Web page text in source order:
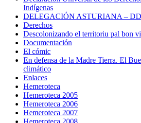
Indígenas
DELEGACIÓN ASTURIANA –
Derechos
Descolonizando el territoriu pal bon
Documentación
El cómic
En defensa de la Madre Tierra. El
climático
Enlaces
Hemeroteca
Hemeroteca 2005
Hemeroteca 2006
Hemeroteca 2007
Hemeroteca 2008